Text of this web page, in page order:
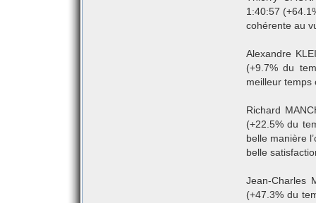
1:40:57
cohérente au
Alexandre
(+9.7% du
meilleur temps
Richard
(+22.5% du
belle manière
belle
Jean-Charles
(+47.3% du